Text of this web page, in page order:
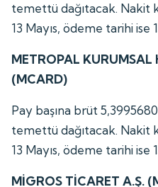
temettü dağıtacak. Nakit
13 Mayıs, ödeme tarihi ise
METROPAL KURUMSAL
(MCARD)
Pay başına brüt
temettü dağıtacak. Nakit
13 Mayıs, ödeme tarihi ise
MİGROS TİCARET A.Ş.